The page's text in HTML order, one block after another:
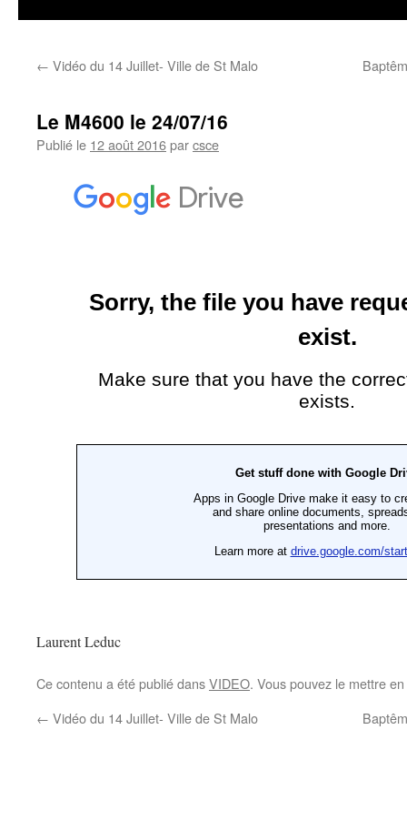
← Vidéo du 14 Juillet- Ville de St Malo
Le M4600 le 24/07/16
Publié le 12 août 2016parcsce
Laurent Leduc
Ce contenu a été publié dansVIDEO. Vous pouvez le mettre
← Vidéo du 14 Juillet- Ville de St Malo